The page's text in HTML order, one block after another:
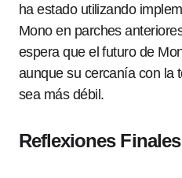
ha estado utilizando
Mono en parches
espera que el futuro de
aunque su cercanía con la
sea más débil.
Reflexiones Finales